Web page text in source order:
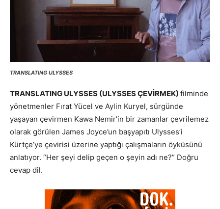
TRANSLATING ULYSSES
TRANSLATING ULYSSES (ULYSSES ÇEVİRMEK) filminde
yönetmenler Fırat Yücel ve Aylin Kuryel, sürgünde
yaşayan çevirmen Kawa Nemir’in bir zamanlar çevrilemez
olarak görülen James Joyce’un başyapıtı Ulysses’i
Kürtçe’ye çevirisi üzerine yaptığı çalışmaların öyküsünü
anlatıyor. “Her şeyi delip geçen o şeyin adı ne?” Doğru
cevap dil.